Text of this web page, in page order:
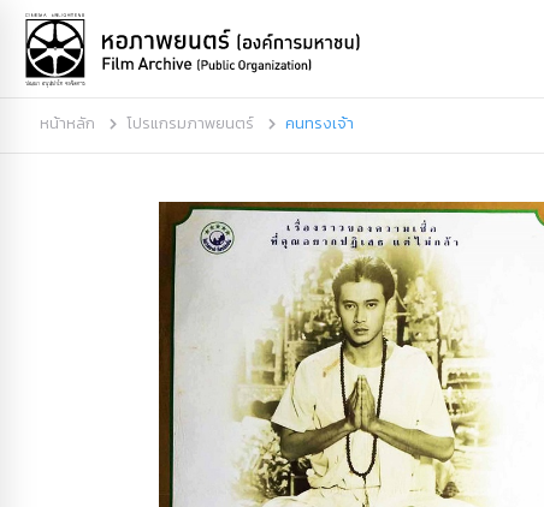
หน้าหลัก โปรแกรมภาพยนตร์ คนทรงเจ้า